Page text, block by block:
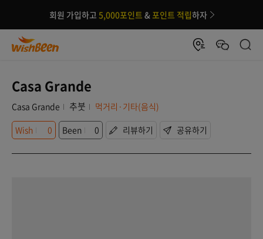
회원 가입하고 5,000포인트 &포인트 적립하자
Casa Grande
Casa Grande 추붓
먹거리·기타(음식)
Wish
0 Been 0 리뷰하기 공유하기